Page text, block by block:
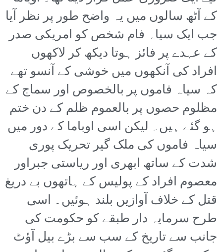
کے آٹھ سالوں میں یہ واضح طور پر نظر آیا
جب ایک سیاہ فام شخص کو امریکی صدر
کے عہدے پر فائز ہوتا دیکھ کر لاکھوں
افراد کی آنکھوں میں خوشی کے آنسو تھے
کہ سیاہ فاموں پر بالخصوص اور سماج کے
مظلوم حصوں پر بالعموم ظلم کے دن ختم
ہو گئے ہیں۔ لیکن اسی اوباما کے دور میں
سیاہ فاموں کی ملک گیر تحریک پوری
شدت کے ساتھ ابھری اور ریاستی جبراور
معصوم افراد کے پولیس کے ہاتھوں بے دریغ
قتل کے خلاف آوازیں بلند ہوئیں۔ اسی
طرح سرمایہ دار طبقے کو حکومت کی
جانب سے تاریخ کے سب سے بڑے بیل آؤٹ